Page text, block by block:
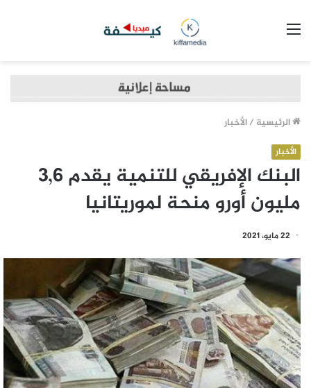
الرئيسية /الأخبار
الأخبار
البنك الإفريقي للتنمية يقدم 3,6
مليون أورو منحة لموريتانيا
22 مايو، 2021